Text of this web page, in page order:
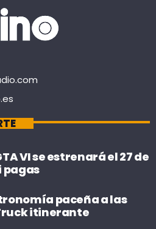
VI se estrenará el 27 de
pagas
paceña a las
itinerante